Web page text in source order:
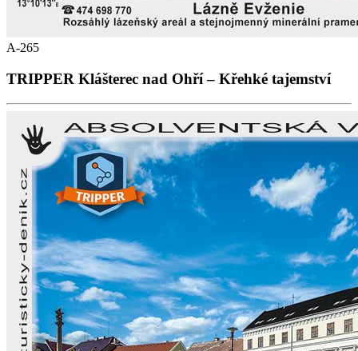
A-265
TRIPPER Klášterec nad Ohří – Křehké tajemství